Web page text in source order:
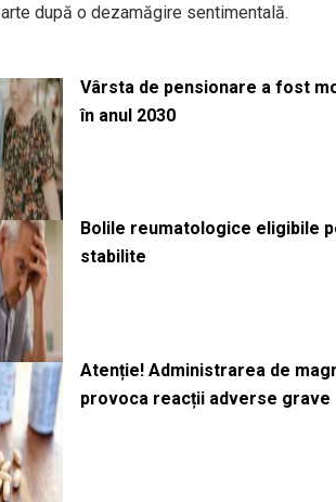
după o dezamăgire sentimentală.
Vârsta de pensionare a fost
în anul 2030
Bolile reumatologice eligibile
stabilite
Atenție! Administrarea de
provoca reacții adverse grave